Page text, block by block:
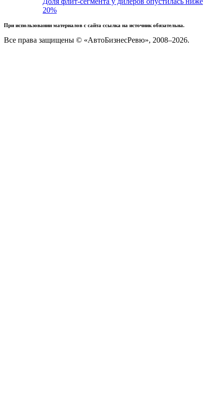
20%
При использовании материалов с сайта ссылка на источник обязательна.
Все права защищены © «АвтоБизнесРевю», 2008–2026.